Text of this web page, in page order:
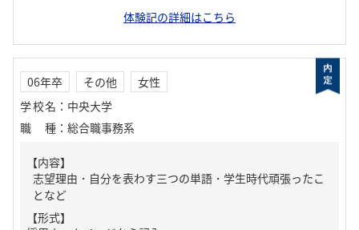
体験記の詳細はこちら
06年卒 その他
女性
学校名 ： 中央大学
職種 ： 総合職事務系
【内容】
志望理由・自分を表わす三つの単語・学生時代頑張ったこ
となど
【形式】